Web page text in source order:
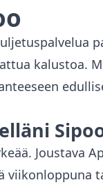
kalustoa.
Joustava
viikonloppuna